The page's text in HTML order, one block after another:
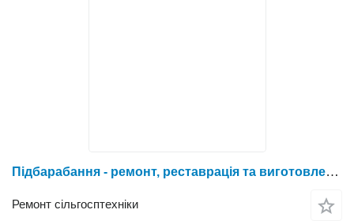
Підбарабання - ремонт, реставрація та виготовлення
Ремонт сільгосптехніки